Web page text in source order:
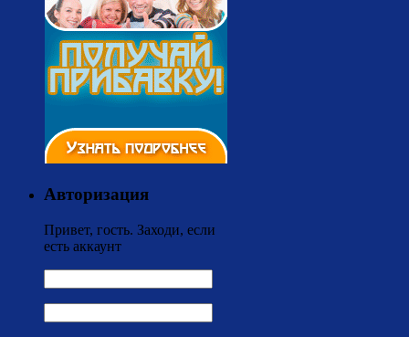
Авторизация
Привет, гость. Заходи, если
есть аккаунт